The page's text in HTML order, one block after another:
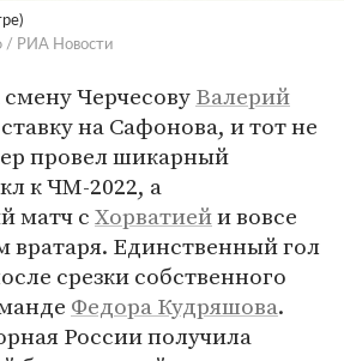
/ РИА Новости
ЧерчесовуВалерий
на Сафонова, и тот не
провел шикарный
к ЧМ-2022, а
матч сХорватиейи вовсе
вратаря. Единственный гол
срезки собственного
Федора Кудряшова.
России получила